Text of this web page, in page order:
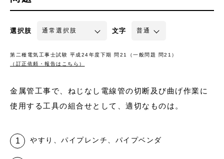
選択肢 文字
第二種電気工事士試験 平成24年度下期 問21（一般問題 問21）
（訂正依頼・報告はこちら）
金属管工事で、ねじなし電線管の切断及び曲げ作業に
使用する工具の組合せとして、適切なものは。
やすり、パイプレンチ、パイプベンダ